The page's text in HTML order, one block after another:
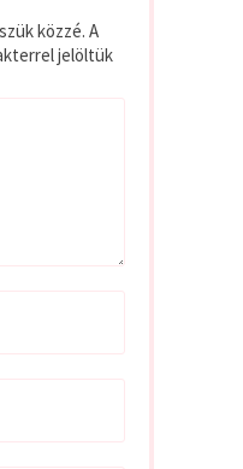
közzé. A
jelöltük